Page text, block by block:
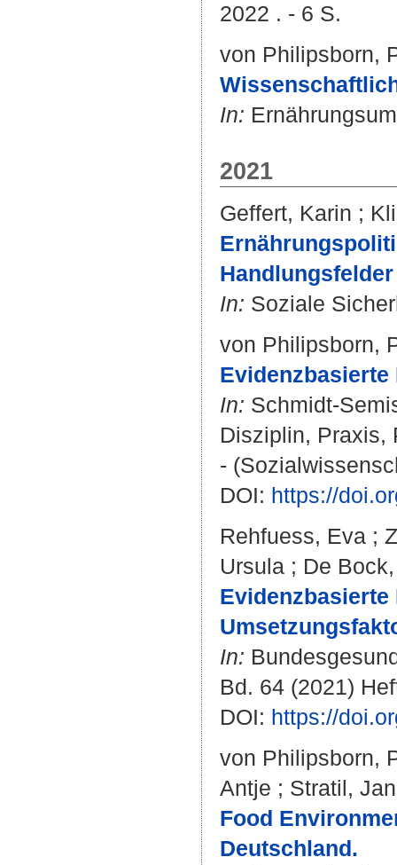
2022 . - 6 S.
von Philipsborn,
In:
2021
Geffert, Karin ;
In: Soziale
von Philipsborn,
Evidenzbasierte
In: Schmidt-
Disziplin, Praxis,
-
DOI: https://
Rehfuess, Eva ;
Ursula ; De
In:
Bd. 64 (2021)
DOI: https://
von Philipsborn,
Antje ; Stratil, Jan
Food
Deutschland.